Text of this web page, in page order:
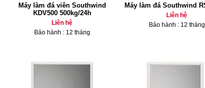
Máy làm đá viên Southwind
KDV500 500kg/24h
Liên hệ
Bảo hành : 12 tháng
Máy làm đá Southwind
Liên hệ
Bảo hành : 12 tháng